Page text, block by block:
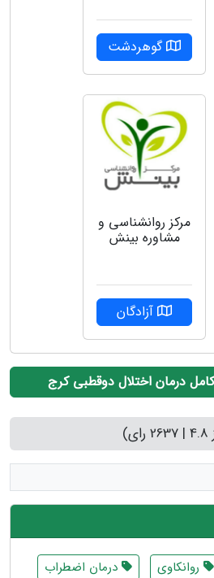
گوهردشت
مرکز روانشناسی و
مشاوره بینش
آزادگان
درمان اختلال دوقطبی کرج
روانکاوی
درمان اضطراب